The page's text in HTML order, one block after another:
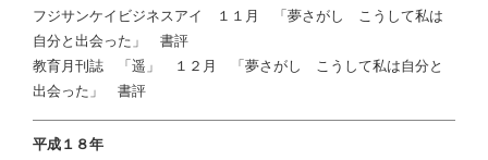
フジサンケイビジネスアイ １１月 「夢さがし こうして私は
自分と出会った」 書評
教育月刊誌 「遥」 １２月 「夢さがし こうして私は自分と
出会った」 書評
平成１８年